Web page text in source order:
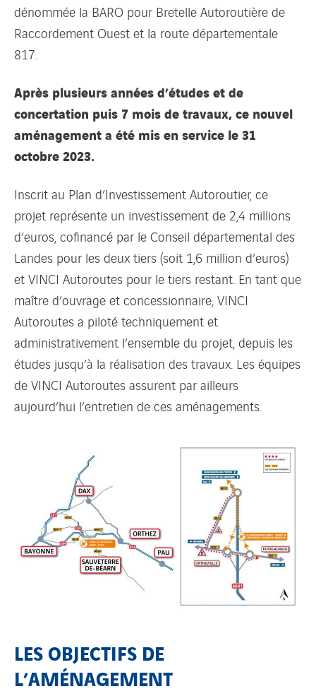
dénommée la BARO pour Bretelle Autoroutière de
Raccordement Ouest et la route départementale
817.
Après plusieurs années d’études et de
concertation puis 7 mois de travaux, ce nouvel
aménagement a été mis en service le 31
octobre 2023.
Inscrit au Plan d’Investissement Autoroutier, ce
projet représente un investissement de 2,4 millions
d’euros, cofinancé par le Conseil départemental des
Landes pour les deux tiers (soit 1,6 million d’euros)
et VINCI Autoroutes pour le tiers restant. En tant que
maître d’ouvrage et concessionnaire, VINCI
Autoroutes a piloté techniquement et
administrativement l’ensemble du projet, depuis les
études jusqu’à la réalisation des travaux. Les équipes
de VINCI Autoroutes assurent par ailleurs
aujourd’hui l’entretien de ces aménagements.
LES OBJECTIFS DE
L’AMÉNAGEMENT